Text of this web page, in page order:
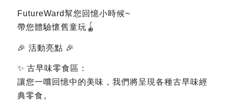
FutureWard幫您回憶小時候~
帶您體驗懷舊童玩🪀
🎉 活動亮點 🎉
✨ 古早味零食區：
讓您一嚐回憶中的美味，我們將呈現各種古早味經
典零食。